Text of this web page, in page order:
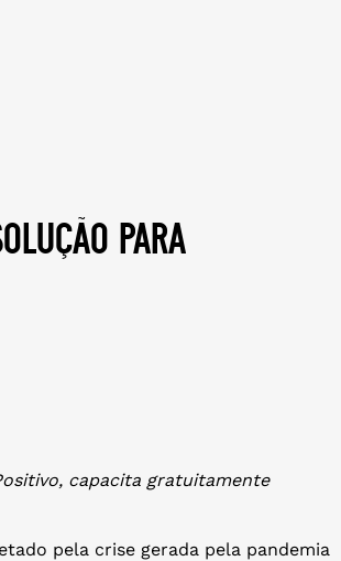
para
capacita gratuitamente
pela crise gerada pela pandemia